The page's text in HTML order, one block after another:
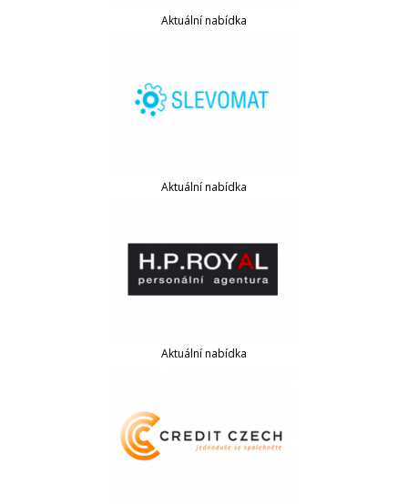
Aktuální nabídka
Aktuální nabídka
Aktuální nabídka